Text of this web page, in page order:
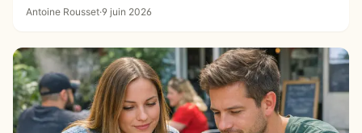
Antoine Rousset·9 juin 2026